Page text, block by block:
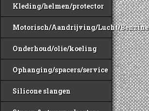
Kleding/helmen/protector
Motorisch/Aandrijving/Lucht/Benzine
Onderhoud/olie/koeling
Ophanging/spacers/service
Silicone slangen